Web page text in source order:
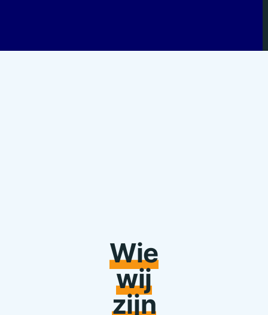
Wie
wij
zijn